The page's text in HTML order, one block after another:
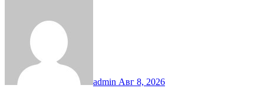
admin Авг 8, 2026